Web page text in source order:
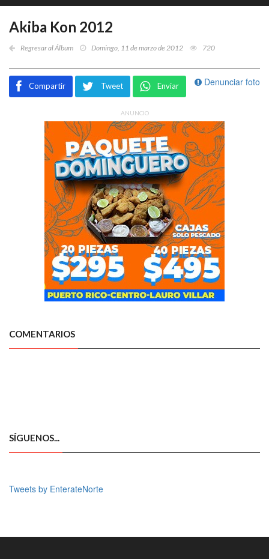
Akiba Kon 2012
Regresar al Álbum Domingo, 11 de marzo de 2012 720
Denunciar foto
Compartir Tweet Enviar
ANUNCIO
COMENTARIOS
SÍGUENOS...
Tweets by EnterateNorte